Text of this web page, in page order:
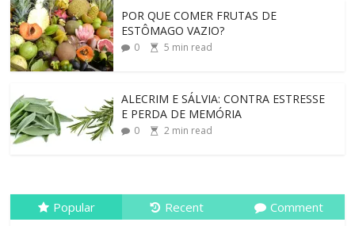
POR QUE COMER FRUTAS DE
ESTÔMAGO VAZIO?
0 5 min read
ALECRIM E SÁLVIA: CONTRA ESTRESSE
E PERDA DE MEMÓRIA
0 2 min read
Popular Recent Comment